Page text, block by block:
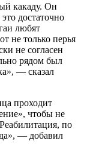
какаду. Он
достаточно
любят
не только перья
не согласен
рядом был
— сказал
проходит
чтобы не
по
— добавил